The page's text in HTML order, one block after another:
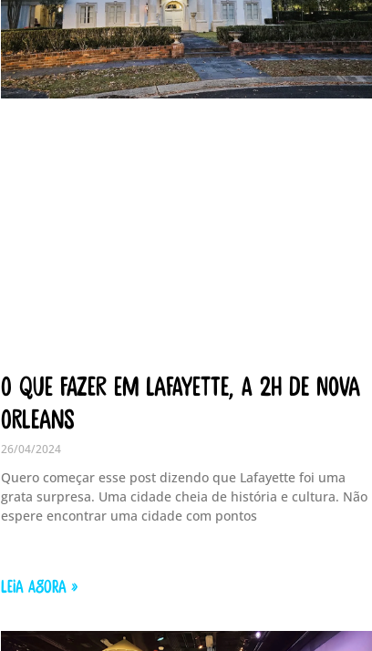
O que fazer em Lafayette, a 2h de Nova
Orleans
26/04/2024
Quero começar esse post dizendo que Lafayette foi uma
grata surpresa. Uma cidade cheia de história e cultura. Não
espere encontrar uma cidade com pontos
LEIA AGORA »